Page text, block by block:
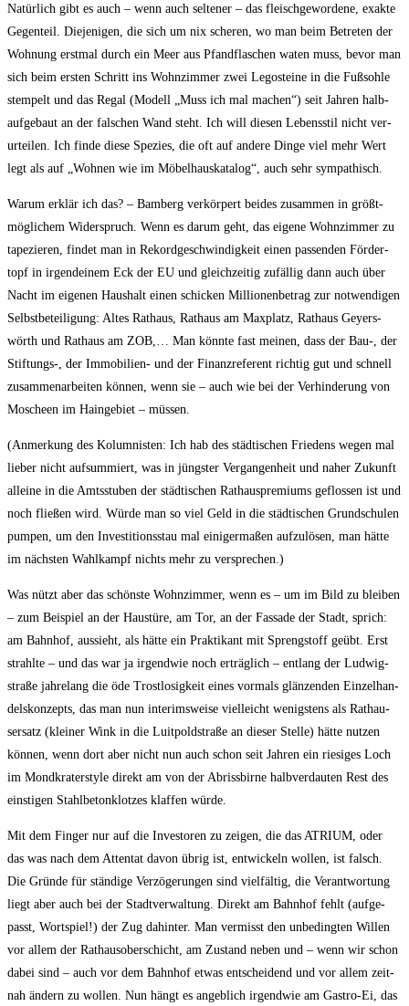
Natür­lich gibt es auch – wenn auch sel­te­ner – das fleisch­ge­wor­de­ne, exak­te
Gegen­teil. Die­je­ni­gen, die sich um nix sche­ren, wo man beim Betre­ten der
Woh­nung erst­mal durch ein Meer aus Pfand­fla­schen waten muss, bevor man
sich beim ers­ten Schritt ins Wohn­zim­mer zwei Lego­stei­ne in die Fuß­soh­le
stem­pelt und das Regal (Modell „Muss ich mal machen“) seit Jah­ren halb­
auf­ge­baut an der fal­schen Wand steht. Ich will die­sen Lebens­stil nicht ver­
ur­tei­len. Ich fin­de die­se Spe­zi­es, die oft auf ande­re Din­ge viel mehr Wert
legt als auf „Woh­nen wie im Möbel­haus­ka­ta­log“, auch sehr sympathisch.
War­um erklär ich das? – Bam­berg ver­kör­pert bei­des zusam­men in größt­
mög­li­chem Wider­spruch. Wenn es dar­um geht, das eige­ne Wohn­zim­mer zu
tape­zie­ren, fin­det man in Rekord­ge­schwin­dig­keit einen pas­sen­den För­der­
topf in irgend­ei­nem Eck der EU und gleich­zei­tig zufäl­lig dann auch über
Nacht im eige­nen Haus­halt einen schi­cken Mil­lio­nen­be­trag zur not­wen­di­gen
Selbst­be­tei­li­gung: Altes Rat­haus, Rat­haus am Max­platz, Rat­haus Gey­ers­
wörth und Rat­haus am ZOB,… Man könn­te fast mei­nen, dass der Bau‑, der
Stiftungs‑, der Immo­bi­li­en- und der Finanz­re­fe­rent rich­tig gut und schnell
zusam­men­ar­bei­ten kön­nen, wenn sie – auch wie bei der Ver­hin­de­rung von
Moscheen im Hain­ge­biet – müssen.
(Anmer­kung des Kolum­nis­ten: Ich hab des städ­ti­schen Frie­dens wegen mal
lie­ber nicht auf­sum­miert, was in jüngs­ter Ver­gan­gen­heit und naher Zukunft
allei­ne in die Amts­stu­ben der städ­ti­schen Rat­haus­pre­mi­ums geflos­sen ist und
noch flie­ßen wird. Wür­de man so viel Geld in die städ­ti­schen Grund­schu­len
pum­pen, um den Inves­ti­ti­ons­stau mal eini­ger­ma­ßen auf­zu­lö­sen, man hät­te
im nächs­ten Wahl­kampf nichts mehr zu versprechen.)
Was nützt aber das schöns­te Wohn­zim­mer, wenn es – um im Bild zu blei­ben
– zum Bei­spiel an der Haus­tü­re, am Tor, an der Fas­sa­de der Stadt, sprich:
am Bahn­hof, aus­sieht, als hät­te ein Prak­ti­kant mit Spreng­stoff geübt. Erst
strahl­te – und das war ja irgend­wie noch erträg­lich – ent­lang der Lud­wig­
stra­ße jah­re­lang die öde Trost­lo­sig­keit eines vor­mals glän­zen­den Ein­zel­han­
dels­kon­zepts, das man nun inte­rims­wei­se viel­leicht wenigs­tens als Rat­hau­
ser­satz (klei­ner Wink in die Luit­pold­stra­ße an die­ser Stel­le) hät­te nut­zen
kön­nen, wenn dort aber nicht nun auch schon seit Jah­ren ein rie­si­ges Loch
im Mond­kra­ter­style direkt am von der Abriss­bir­ne halb­ver­dau­ten Rest des
eins­ti­gen Stahl­be­ton­klot­zes klaf­fen würde.
Mit dem Fin­ger nur auf die Inves­to­ren zu zei­gen, die das ATRIUM, oder
das was nach dem Atten­tat davon übrig ist, ent­wi­ckeln wol­len, ist falsch.
Die Grün­de für stän­di­ge Ver­zö­ge­run­gen sind viel­fäl­tig, die Ver­ant­wor­tung
liegt aber auch bei der Stadt­ver­wal­tung. Direkt am Bahn­hof fehlt (auf­ge­
passt, Wort­spiel!) der Zug dahin­ter. Man ver­misst den unbe­ding­ten Wil­len
vor allem der Rat­haus­ober­schicht, am Zustand neben und – wenn wir schon
dabei sind – auch vor dem Bahn­hof etwas ent­schei­dend und vor allem zeit­
nah ändern zu wol­len. Nun hängt es angeb­lich irgend­wie am Gas­tro-Ei, das